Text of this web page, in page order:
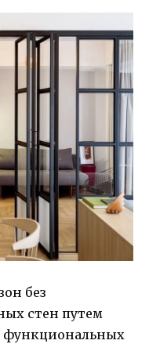
без
стен путем
функциональных